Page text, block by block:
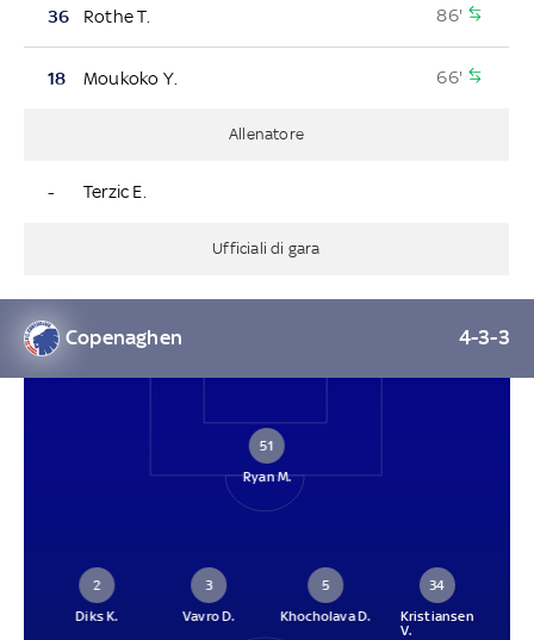
36 Rothe T. 86'
18 Moukoko Y. 66'
Allenatore
- Terzic E.
Ufficiali di gara
Copenaghen 4-3-3
51
Ryan M.
2
Diks K.
3
Vavro D.
5
Khocholava D.
34
Kristiansen
V.